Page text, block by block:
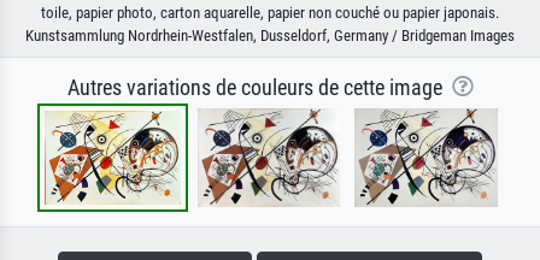
toile, papier photo, carton aquarelle, papier non couché ou papier japonais.
Kunstsammlung Nordrhein-Westfalen, Dusseldorf, Germany / Bridgeman Images
Autres variations de couleurs de cette image